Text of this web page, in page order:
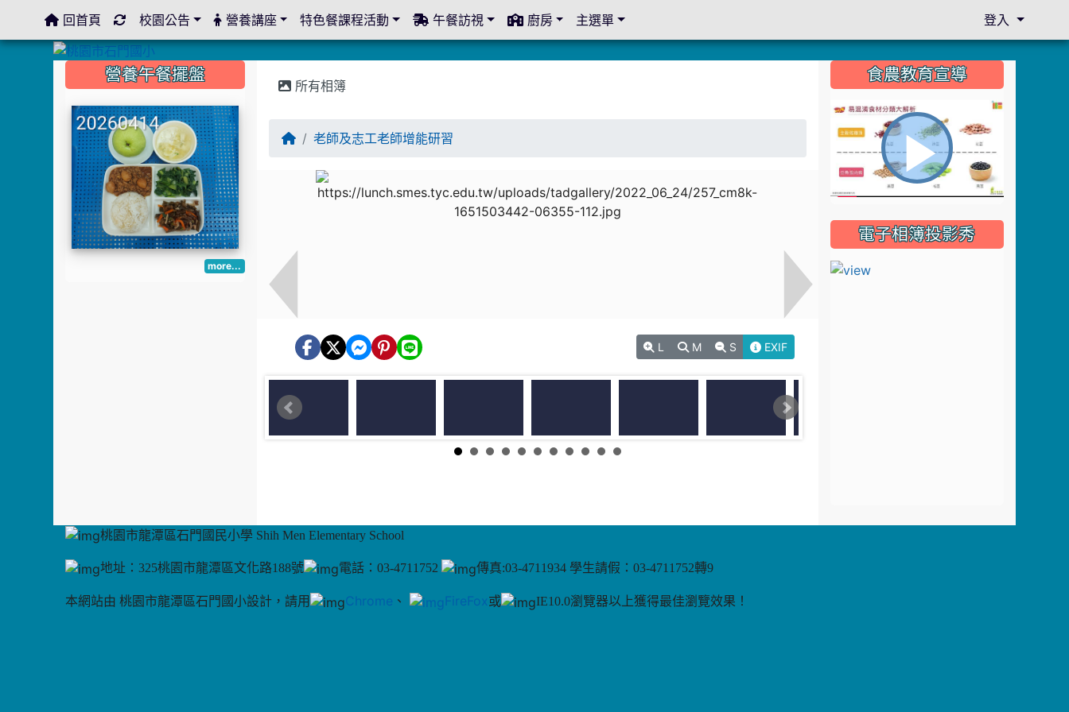
所有相簿
老師及志工老師增能研習
L M S EXIF
::: 營養午餐擺盤
more...
::: 食農教育宣導
播
放
電子相簿投影秀
桃園市龍潭區石門國民小學 Shih Men Elementary School
地址：325桃園市龍潭區文化路188號 電話：03-4711752 傳真:03-4711934 學生請假：03-4711752轉9
本網站由 桃園市龍潭區石門國小設計，請用 Chrome 、 FireFox或 IE10.0瀏覽器以上獲得最佳瀏覽效果！
::: 回首頁 校園公告 營養講座 特色餐課程活動 午餐訪視 廚房 主選單 登入